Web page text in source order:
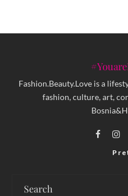
Fashion.Beauty.Love is a
fashion, culture, art,